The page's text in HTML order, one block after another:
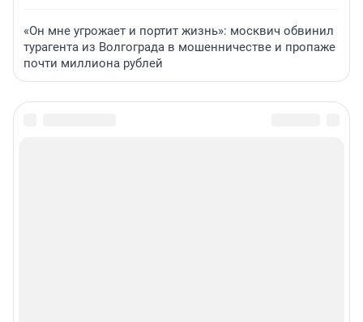
«Он мне угрожает и портит жизнь»: москвич обвинил
турагента из Волгограда в мошенничестве и пропаже
почти миллиона рублей